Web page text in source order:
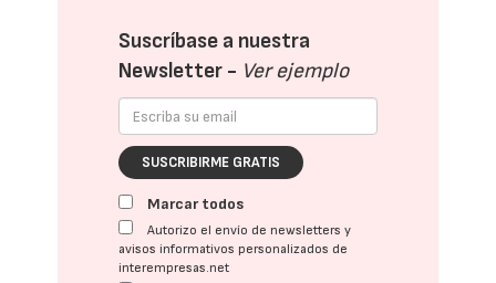
Suscríbase a nuestra
Newsletter - Ver ejemplo
SUSCRIBIRME GRATIS
Marcar todos
Autorizo el envío de newsletters y
avisos informativos personalizados de
interempresas.net